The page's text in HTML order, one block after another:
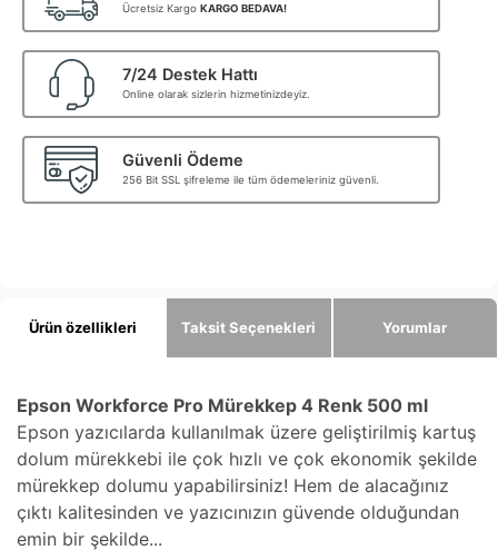
Ücretsiz Kargo KARGO BEDAVA!
7/24 Destek Hattı
Online olarak sizlerin hizmetinizdeyiz.
Güvenli Ödeme
256 Bit SSL şifreleme ile tüm ödemeleriniz güvenli.
Ürün özellikleri Taksit Seçenekleri Yorumlar
Epson Workforce Pro Mürekkep 4 Renk 500 ml
Epson yazıcılarda kullanılmak üzere geliştirilmiş kartuş
dolum mürekkebi ile çok hızlı ve çok ekonomik şekilde
mürekkep dolumu yapabilirsiniz! Hem de alacağınız
çıktı kalitesinden ve yazıcınızın güvende olduğundan
emin bir şekilde...